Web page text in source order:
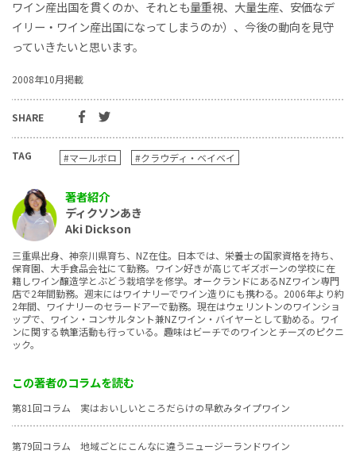
著者紹介
ディクソンあき
Aki Dickson
三重県出身、神奈川県育ち、NZ在住。日本では、栄養士の国家資格を持ち、
保育園、大手食品会社にて勤務。ワイン好きが高じてギズボーンの学校に在
籍しワイン醸造学とぶどう栽培学を修学。オークランドにあるNZワイン専門
店で2年間勤務。週末にはワイナリーでワイン造りにも携わる。2006年より約
2年間、ワイナリーのセラードアーで勤務。現在はウェリントンのワインショ
ップで、ワイン・コンサルタント兼NZワイン・バイヤーとして勤める。ワイ
ンに関する執筆活動も行っている。趣味はビーチでのワインとチーズのピクニ
ック。
この著者のコラムを読む
第81回コラム 実はおいしいところだらけの早飲みタイプワイン
第79回コラム 地域ごとにこんなに違うニュージーランドワイン
ワイン産出国を貫くのか、それとも量重視、大量生産、安価なデ
イリー・ワイン産出国になってしまうのか）、今後の動向を見守
っていきたいと思います。
2008年10月掲載
SHARE
TAG #マールボロ #クラウディ・ベイベイ